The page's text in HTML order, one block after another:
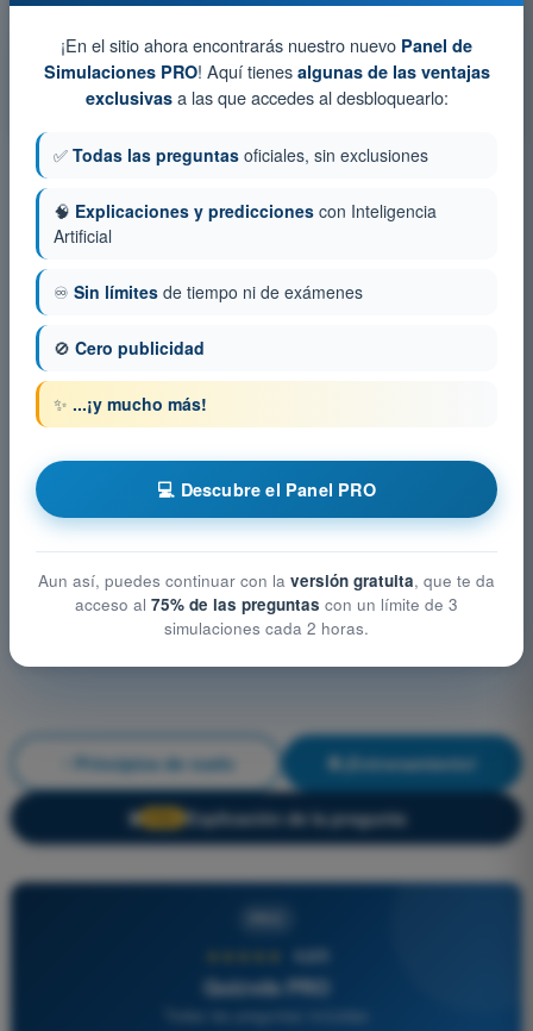
Simulacro de examen PPL(A) - Principios de vuelo
Test de Entrenamiento PPL(A) - Principios de vuelo
Examen en PDF PPL(A) - Principios de vuelo
Principios de vuelo ¡Entrenamiento!
🔒 Explicación de la pregunta
4,6/5
Quizvds PRO
¡En el sitio ahora encontrarás nuestro nuevo Panel de
Simulaciones PRO! Aquí tienes algunas de las ventajas
exclusivasa las que accedes al desbloquearlo:
✅ Todas las preguntas oficiales, sin exclusiones
🧠 Explicaciones y predicciones con Inteligencia
Artificial
♾️ Sin límites de tiempo ni de exámenes
🚫 Cero publicidad
✨ ...¡y mucho más!
💻 Descubre el Panel PRO
Aun así, puedes continuar con la versión gratuita, que te da
acceso al 75% de las preguntas con un límite de 3
simulaciones cada 2 horas.